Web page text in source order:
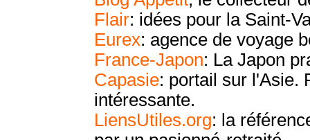
Flair: idées pour la Saint-
Eurex: agence de voyage
France-Japon: La Japon
Capasie: portail sur l'Asie.
intéressante.
LiensUtiles.org: la